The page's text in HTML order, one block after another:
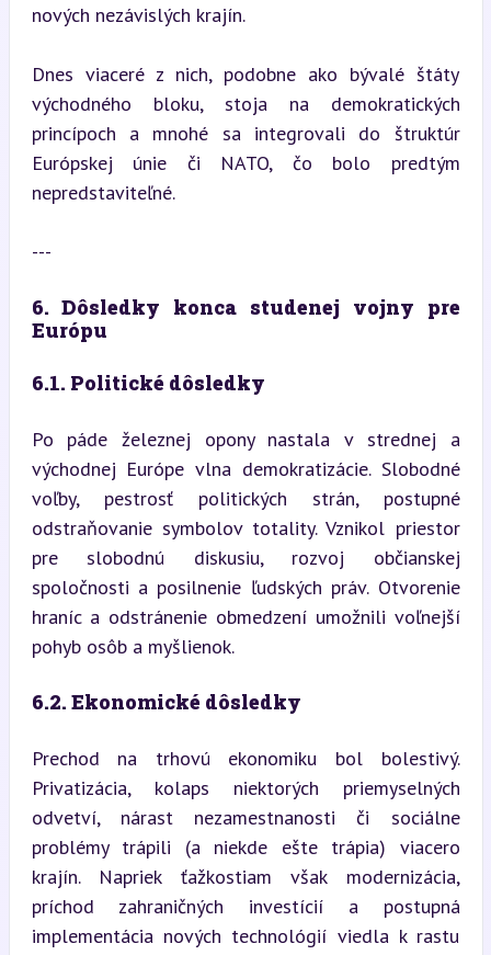
nových nezávislých krajín.
Dnes viaceré z nich, podobne ako bývalé štáty
východného bloku, stoja na demokratických
princípoch a mnohé sa integrovali do štruktúr
Európskej únie či NATO, čo bolo predtým
nepredstaviteľné.
---
6. Dôsledky konca studenej vojny pre
Európu
6.1. Politické dôsledky
Po páde železnej opony nastala v strednej a
východnej Európe vlna demokratizácie. Slobodné
voľby, pestrosť politických strán, postupné
odstraňovanie symbolov totality. Vznikol priestor
pre slobodnú diskusiu, rozvoj občianskej
spoločnosti a posilnenie ľudských práv. Otvorenie
hraníc a odstránenie obmedzení umožnili voľnejší
pohyb osôb a myšlienok.
6.2. Ekonomické dôsledky
Prechod na trhovú ekonomiku bol bolestivý.
Privatizácia, kolaps niektorých priemyselných
odvetví, nárast nezamestnanosti či sociálne
problémy trápili (a niekde ešte trápia) viacero
krajín. Napriek ťažkostiam však modernizácia,
príchod zahraničných investícií a postupná
implementácia nových technológií viedla k rastu